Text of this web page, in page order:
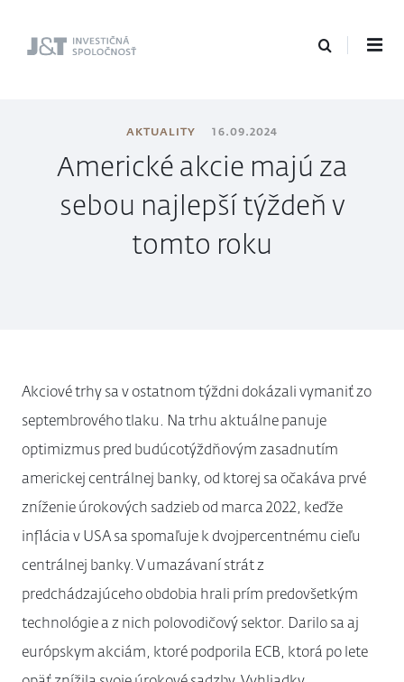
J&T Investičná
AKTUALITY 16.09.2024
Americké akcie majú za
sebou najlepší týždeň v
tomto roku
Akciové trhy sa v ostatnom týždni dokázali vymaniť zo
septembrového tlaku. Na trhu aktuálne panuje
optimizmus pred budúcotýždňovým zasadnutím
americkej centrálnej banky, od ktorej sa očakáva prvé
zníženie úrokových sadzieb od marca 2022, keďže
inflácia v USA sa spomaľuje k dvojpercentnému cieľu
centrálnej banky. V umazávaní strát z
predchádzajúceho obdobia hrali prím predovšetkým
technológie a z nich polovodičový sektor. Darilo sa aj
európskym akciám, ktoré podporila ECB, ktorá po lete